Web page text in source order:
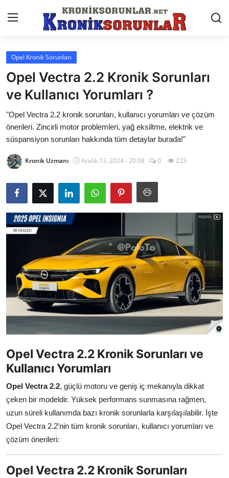
Anasayfa
Markalar
İletişim
Trafik & Cezalar
Sigorta & Kasko
Muayene & Ruhsat
Sorgulamalar
İkinci El & Alım-Satım
Bakım & Arıza Çözümleri
Elektrikli & Hibrit
Kiralama & Filo
Sürüş & Güvenlik
Lastik & Jant
Yağlar & Sıvılar
LPG & Yakıt
Elektrik & Akü
Aydınlatma & Görüş
Opel Kronik Sorunları
Opel Vectra 2.2 Kronik Sorunları
ve Kullanıcı Yorumları ?
"Opel Vectra 2.2 kronik sorunları, kullanıcı yorumları ve çözüm
önerileri. Zincirli motor problemleri, yağ eksiltme, elektrik ve
süspansiyon sorunları hakkında tüm detaylar burada!"
Kronik Uzmanı Aralık 13, 2024 - 20:08 0 223
Opel Vectra 2.2 Kronik Sorunları ve
Kullanıcı Yorumları
Opel Vectra 2.2, güçlü motoru ve geniş iç mekanıyla dikkat
çeken bir modeldir. Yüksek performans sunmasına rağmen,
uzun süreli kullanımda bazı kronik sorunlarla karşılaşılabilir. İşte
Opel Vectra 2.2’nin tüm kronik sorunları, kullanıcı yorumları ve
çözüm önerileri:
Opel Vectra 2.2 Kronik Sorunları